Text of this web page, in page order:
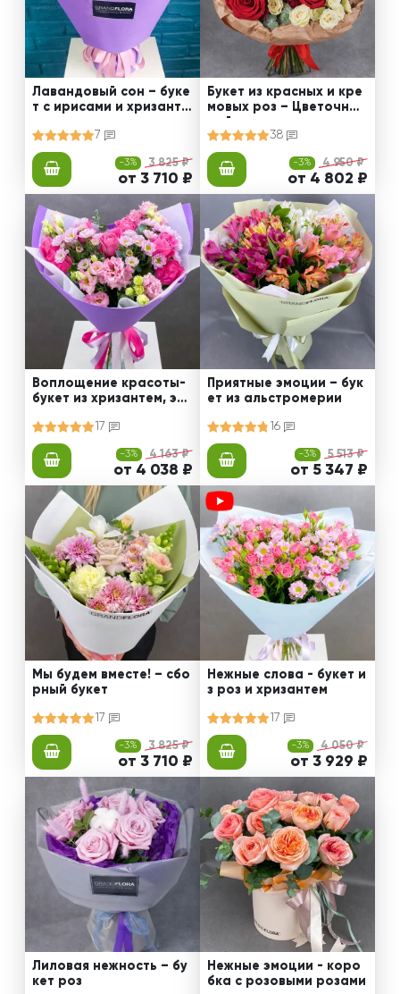
Лавандовый сон – буке
т с ирисами и хризанте
7
-3% 3 825 ₽
от 3 710 ₽
Букет из красных и кре
мовых роз – Цветочный
38
-3% 4 950 ₽
от 4 802 ₽
Воплощение красоты-
букет из хризантем, эус
17
-3% 4 163 ₽
от 4 038 ₽
Приятные эмоции – бук
ет из альстромерии
16
-3% 5 513 ₽
от 5 347 ₽
Мы будем вместе! – сбо
рный букет
17
-3% 3 825 ₽
от 3 710 ₽
Нежные слова - букет и
з роз и хризантем
17
-3% 4 050 ₽
от 3 929 ₽
Лиловая нежность – бу
кет роз
Нежные эмоции - коро
бка с розовыми розами